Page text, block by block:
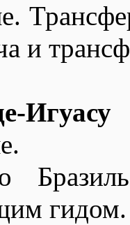
и
Игуасу
гидом.